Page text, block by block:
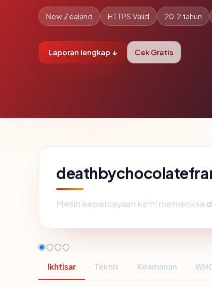
New Zealand HTTPS Valid 20.2 tahun
Laporan lengkap ↓ Cek Gratis
Mesin kepercayaan kami memeriksa
Ikhtisar Teknis Keamanan